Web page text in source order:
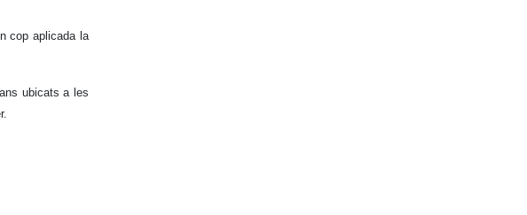
cop aplicada la
ubicats a les